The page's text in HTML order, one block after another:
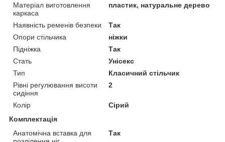
Матеріал виготовлення
каркаса
пластик, натуральне дерево
Наявність ременів безпеки
Так
Опори стільчика
ніжки
Підніжка
Так
Стать
Унісекс
Тип
Класичний стільчик
Рівні регулювання висоти
сидіння
2
Колір
Сірий
Комплектація
Анатомічна вставка для
Так